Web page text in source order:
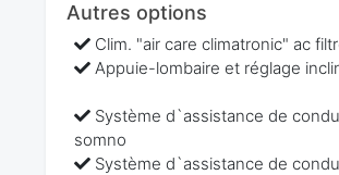
Autres options
Clim. "air care climatronic" ac
Appuie-lombaire et réglage
Système d`assistance de
somno
Système d`assistance de